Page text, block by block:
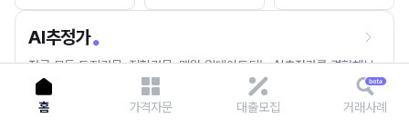
AI추정가
전국 모든 토지건물, 집합건물, 매월 업데이트되는 AI추정가를 경험해보
세요.
홈 가격자문 대출모집 거래사례